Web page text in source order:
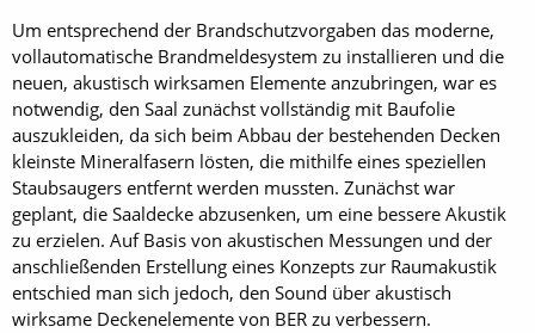
Um entsprechend der Brandschutzvorgaben das moderne,
vollautomatische Brandmeldesystem zu installieren und die
neuen, akustisch wirksamen Elemente anzubringen, war es
notwendig, den Saal zunächst vollständig mit Baufolie
auszukleiden, da sich beim Abbau der bestehenden Decken
kleinste Mineralfasern lösten, die mithilfe eines speziellen
Staubsaugers entfernt werden mussten. Zunächst war
geplant, die Saaldecke abzusenken, um eine bessere Akustik
zu erzielen. Auf Basis von akustischen Messungen und der
anschließenden Erstellung eines Konzepts zur Raumakustik
entschied man sich jedoch, den Sound über akustisch
wirksame Deckenelemente von BER zu verbessern.